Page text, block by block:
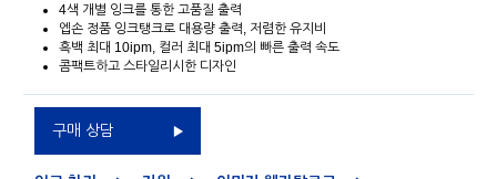
4색 개별 잉크를 통한 고품질 출력
엡손 정품 잉크탱크로 대용량 출력, 저렴한 유지비
흑백 최대 10ipm, 컬러 최대 5ipm의 빠른 출력 속도
콤팩트하고 스타일리시한 디자인
구매 상담